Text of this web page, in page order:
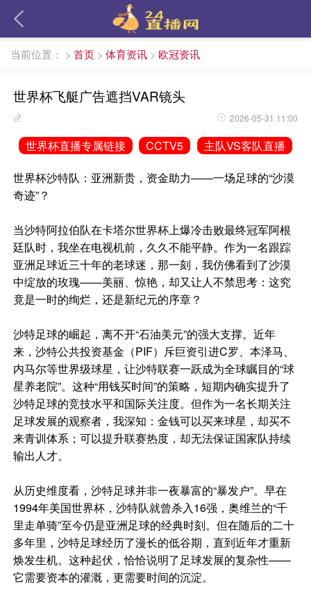
当前位置： > 首页 > 体育资讯 > 欧冠资讯
世界杯飞艇广告遮挡VAR镜头
2026-05-31 11:00
世界杯直播专属链接 CCTV5
主队VS客队直播
世界杯沙特队：亚洲新贵，资金助力——一场足球的“沙漠
奇迹”？
当沙特阿拉伯队在卡塔尔世界杯上爆冷击败最终冠军阿根
廷队时，我坐在电视机前，久久不能平静。作为一名跟踪
亚洲足球近三十年的老球迷，那一刻，我仿佛看到了沙漠
中绽放的玫瑰——美丽、惊艳，却又让人不禁思考：这究
竟是一时的绚烂，还是新纪元的序章？
沙特足球的崛起，离不开“石油美元”的强大支撑。近年
来，沙特公共投资基金（PIF）斥巨资引进C罗、本泽马、
内马尔等世界级球星，让沙特联赛一跃成为全球瞩目的“球
星养老院”。这种“用钱买时间”的策略，短期内确实提升了
沙特足球的竞技水平和国际关注度。但作为一名长期关注
足球发展的观察者，我深知：金钱可以买来球星，却买不
来青训体系；可以提升联赛热度，却无法保证国家队持续
输出人才。
从历史维度看，沙特足球并非一夜暴富的“暴发户”。早在
1994年美国世界杯，沙特队就曾杀入16强，奥维兰的“千
里走单骑”至今仍是亚洲足球的经典时刻。但在随后的二十
多年里，沙特足球经历了漫长的低谷期，直到近年才重新
焕发生机。这种起伏，恰恰说明了足球发展的复杂性——
它需要资本的灌溉，更需要时间的沉淀。